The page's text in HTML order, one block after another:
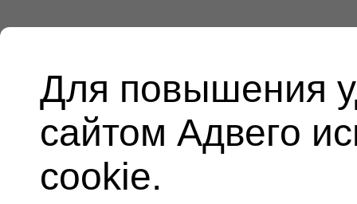
Для повышения
сайтом Адвего
cookie.